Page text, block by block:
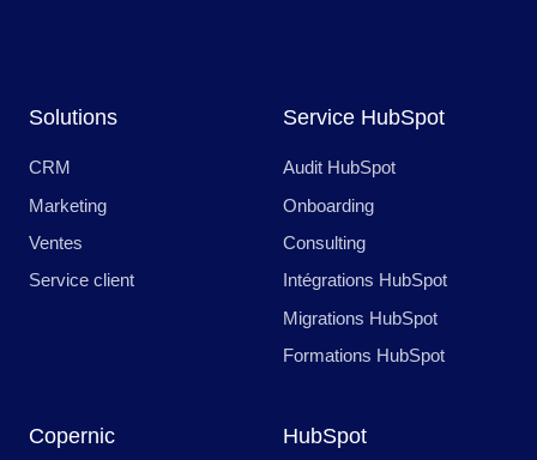
Solutions
CRM
Marketing
Ventes
Service client
Service HubSpot
Audit HubSpot
Onboarding
Consulting
Intégrations HubSpot
Migrations HubSpot
Formations HubSpot
Copernic HubSpot